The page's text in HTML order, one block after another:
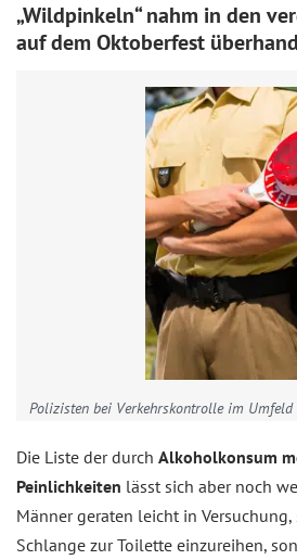
„Wildpinkeln“ nahm in den
auf dem Oktoberfest überhand
Polizisten bei Verkehrskontrolle im Umfeld
Die Liste der durch Alkoholkonsum
Peinlichkeiten lässt sich aber noch
Männer geraten leicht in
Schlange zur Toilette einzureihen,